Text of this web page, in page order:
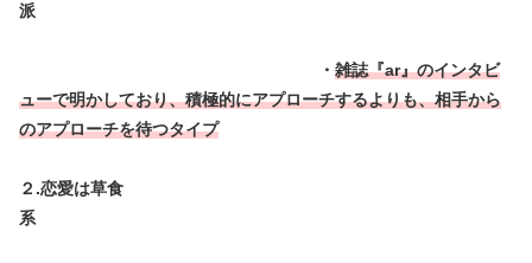
派
・ 雑誌『ar』のインタビ
ューで明かしており、積極的にアプローチするよりも、相手から
のアプローチを待つタイプ
２.恋愛は草食
系